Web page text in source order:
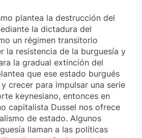
plantea la destrucción del
la dictadura del
un régimen transitorio
la resistencia de la burguesía y
la gradual extinción del
que ese estado burgués
crecer para impulsar una serie
keynesiano, entonces en
capitalista Dussel nos ofrece
de estado. Algunos
llaman a las políticas